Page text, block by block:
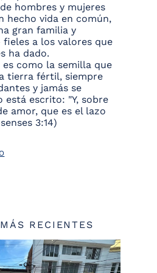
hombres y mujeres
hecho vida en común,
gran familia y
fieles a los valores que
ha dado.
como la semilla que
tierra fértil, siempre
y jamás se
está escrito: "Y, sobre
amor, que es el lazo
3:14)
RECIENTES